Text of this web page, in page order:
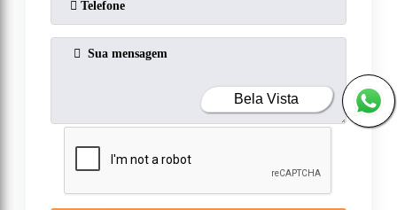
Bela Vista